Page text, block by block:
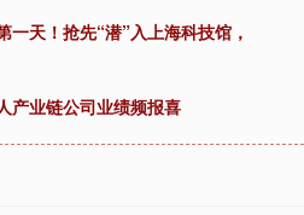
一天！抢先“潜”入上海科技馆，
产业链公司业绩频报喜